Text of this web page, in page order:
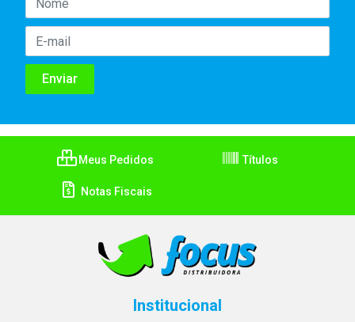
Meus Pedidos Títulos
Notas Fiscais
Institucional